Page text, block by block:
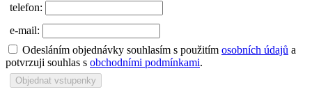
telefon:
e-mail:
Odesláním objednávky souhlasím s použitím osobních údajů a
potvrzuji souhlas s obchodními podmínkami.